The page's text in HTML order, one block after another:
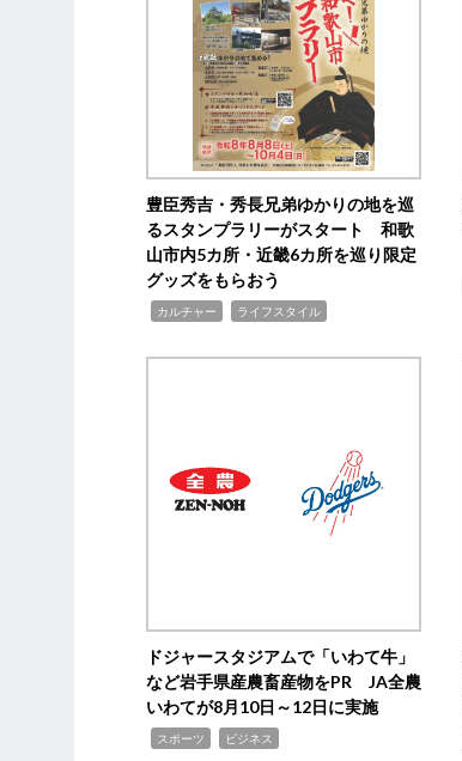
豊臣秀吉・秀長兄弟ゆかりの地を巡
るスタンプラリーがスタート 和歌
山市内5カ所・近畿6カ所を巡り限定
グッズをもらおう
カルチャー ライフスタイル
ドジャースタジアムで「いわて牛」
など岩手県産農畜産物をPR JA全農
いわてが8月10日～12日に実施
スポーツ ビジネス